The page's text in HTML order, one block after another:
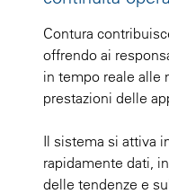
Contura
offrendo ai
in tempo reale alle
prestazioni delle
Il sistema si attiva
rapidamente dati,
delle tendenze e